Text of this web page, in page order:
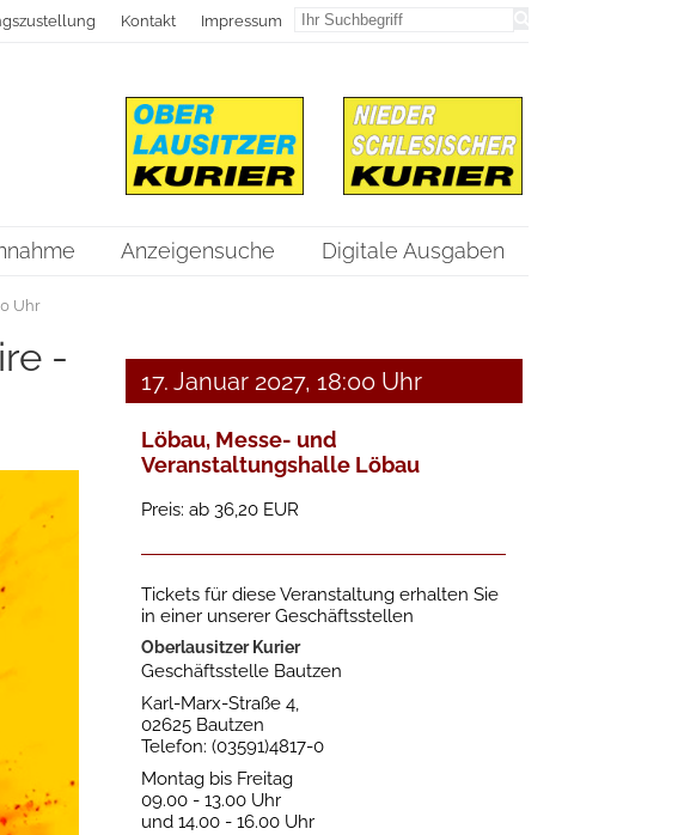
Kontakt Impressum
Anzeigensuche Digitale Ausgaben
Uhr
-
17. Januar 2027, 18:00 Uhr
Löbau, Messe- und
Veranstaltungshalle Löbau
Preis: ab 36,20 EUR
Tickets für diese Veranstaltung erhalten Sie
in einer unserer Geschäftsstellen
Oberlausitzer Kurier
Geschäftsstelle Bautzen
Karl-Marx-Straße 4,
02625 Bautzen
Telefon: (03591)4817-0
Montag bis Freitag
09.00 - 13.00 Uhr
und 14.00 - 16.00 Uhr